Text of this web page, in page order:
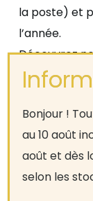
la poste) et
l’année.
Découvrez
émerveiller
Rejoignez
magique :
Bonjour !
au 10 août
août et dès
selon les